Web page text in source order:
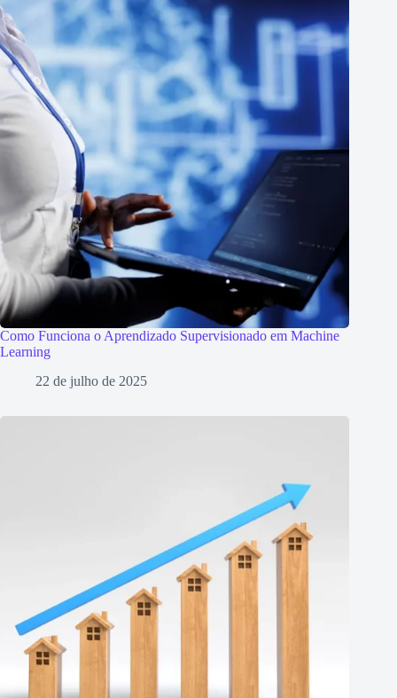
Como Funciona o Aprendizado Supervisionado em Machine
Learning
22 de julho de 2025